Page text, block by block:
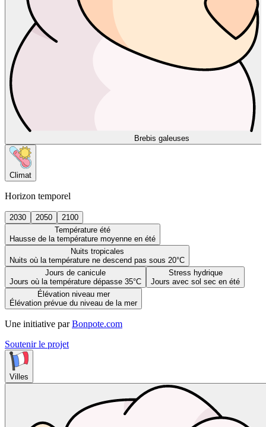
Brebis galeuses
Climat
Horizon temporel
2030 2050
2100
Température été
Hausse de la température moyenne en été
Nuits tropicales
Nuits où la température ne descend pas sous 20°C
Jours de canicule
Jours où la température dépasse 35°C
Stress hydrique
Jours avec sol sec en été
Élévation niveau mer
Élévation prévue du niveau de la mer
Une initiative par Bonpote.com
Soutenir le projet
Villes